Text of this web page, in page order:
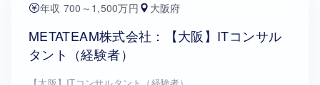
年収 700～1,500万円 大阪府
METATEAM株式会社：【大阪】ITコンサル
タント（経験者）